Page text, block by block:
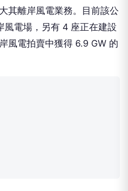
風電場，另有 4 座正在建設
風電拍賣中獲得 6.9 GW 的